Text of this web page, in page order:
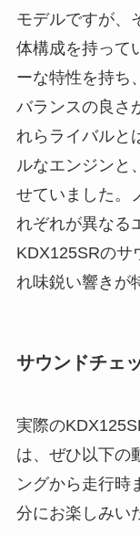
モデルですが、
体構成を持って
ーな特性を持ち
バランスの良さ
れらライバルと
ルなエンジンと
せていました。
れぞれが異なる
KDX125SRのサ
れ味鋭い響きが
サウンドチェ
実際の
は、ぜひ以下の
ングから走行時
分にお楽しみい